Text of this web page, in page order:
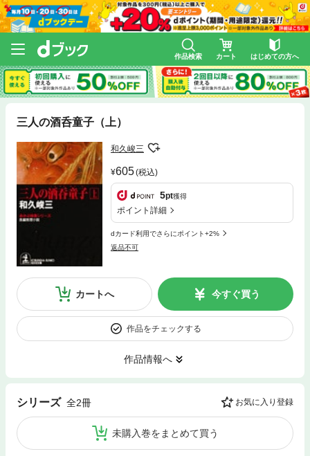
作品検索 カート はじめての方へ
三人の酒呑童子（上）
和久峻三
605(税込)
5pt獲得
ポイント詳細
dカード利用でさらにポイント+2%
返品不可
カートへ 今すぐ買う
作品をチェックする
作品情報へ
シリーズ 全2冊 お気に入り登録
未購入巻をまとめて買う